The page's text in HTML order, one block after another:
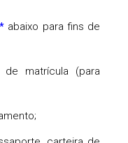
* abaixo para fins de
matrícula (para